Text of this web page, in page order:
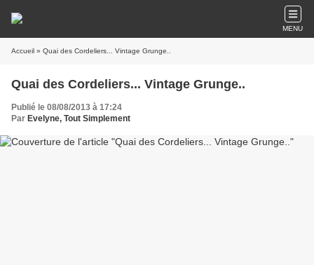
MENU
Accueil » Quai des Cordeliers... Vintage Grunge..
Quai des Cordeliers... Vintage Grunge..
Publié le 08/08/2013 à 17:24
Par Evelyne, Tout Simplement